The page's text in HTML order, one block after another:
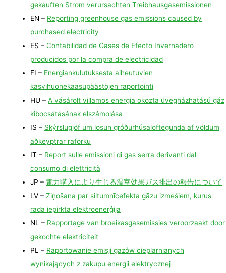
gekauften Strom verursachten Treibhausgasemissionen
EN – Reporting greenhouse gas emissions caused by
purchased electricity
ES – Contabilidad de Gases de Efecto Invernadero
producidos por la compra de electricidad
FI – Energiankulutuksesta aiheutuvien
kasvihuonekaasupäästöjen raportointi
HU – A vásárolt villamos energia okozta üvegházhatású gáz
kibocsátásának elszámolása
IS – Skýrslugjöf um losun gróðurhúsaloftegunda af völdum
aðkeyptrar raforku
IT – Report sulle emissioni di gas serra derivanti dal
consumo di elettricità
JP – 電力購入により生じる温室効果ガス排出の報告について
LV – Ziņošana par siltumnīcefekta gāzu izmešiem, kurus
rada iepirktā elektroenerģija
NL – Rapportage van broeikasgasemissies veroorzaakt door
gekochte elektriciteit
PL – Raportowanie emisji gazów cieplarnianych
wynikających z zakupu energii elektrycznej